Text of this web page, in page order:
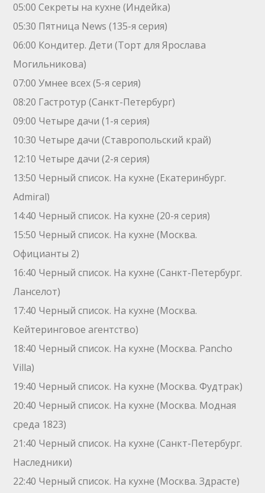
05:00 Секреты на кухне (Индейка)
05:30 Пятница News (135-я серия)
06:00 Кoндитeр. Дети (Торт для Ярослава
Могильникова)
07:00 Умнее всех (5-я серия)
08:20 Гастротур (Санкт-Петербург)
09:00 Четыре дачи (1-я серия)
10:30 Четыре дачи (Ставропольский край)
12:10 Четыре дачи (2-я серия)
13:50 Черный список. На кухне (Екатеринбург.
Admiral)
14:40 Черный список. На кухне (20-я серия)
15:50 Черный список. На кухне (Москва.
Официанты 2)
16:40 Черный список. На кухне (Санкт-Петербург.
Ланселот)
17:40 Черный список. На кухне (Москва.
Кейтеринговое агентство)
18:40 Черный список. На кухне (Москва. Pancho
Villa)
19:40 Черный список. На кухне (Москва. Фудтрак)
20:40 Черный список. На кухне (Москва. Модная
среда 1823)
21:40 Черный список. На кухне (Санкт-Петербург.
Наследники)
22:40 Черный список. На кухне (Москва. Здрасте)